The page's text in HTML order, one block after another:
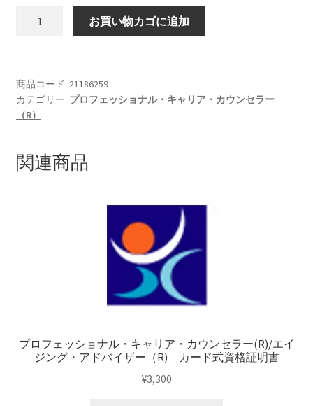
講
座】
ス
ー
ル・
認
お買い物カゴに追加
商品コード: 21186259
カテゴリー: プロフェッショナル・キャリア・カウンセラー
（R）
関連商品
プロフェッショナル・キャリア・カウンセラー(R)/エイ
ジング・アドバイザー（R) カード式資格証明書
¥3,300